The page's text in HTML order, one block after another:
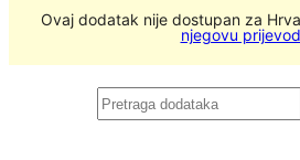
Ovaj dodatak nije dostupan za
njegovu
Pretraga